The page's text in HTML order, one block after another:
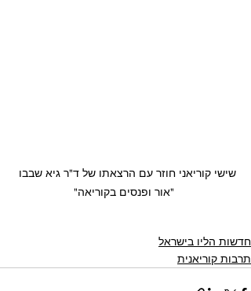
שישי קוריאני חוזר עם הרצאתו של ד"ר גיא שבבו
"אור ופנסים בקוריאה"
חדשות הליו בישראל
תרבות קוריאנית